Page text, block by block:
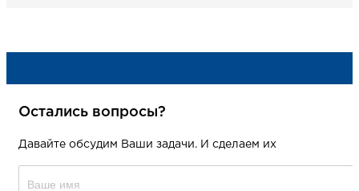
Остались вопросы?
Давайте обсудим Ваши задачи. И сделаем их